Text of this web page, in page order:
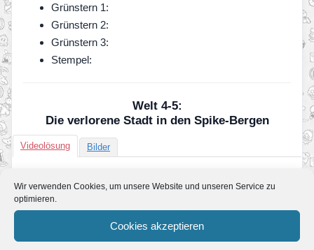
Wir verwenden Cookies, um unsere Website und unseren Service zu
optimieren.
Cookies akzeptieren
Grünstern 1:
Grünstern 2:
Grünstern 3:
Stempel:
Welt 4-5:
Die verlorene Stadt in den Spike-Bergen
Videolösung Bilder